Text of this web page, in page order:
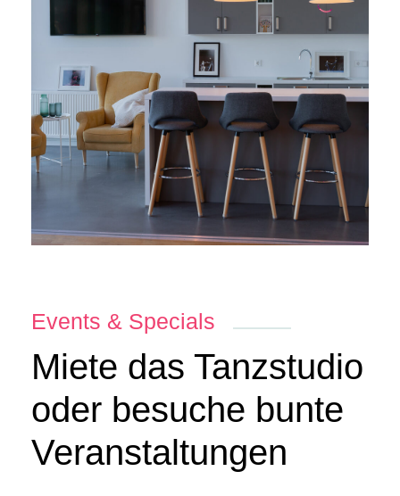
Events & Specials
Miete das Tanzstudio
oder besuche bunte
Veranstaltungen